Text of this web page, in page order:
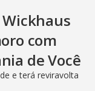
com
de Você
e terá reviravolta